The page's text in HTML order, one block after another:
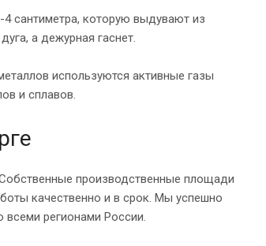
сантиметра, которую выдувают из
а дежурная гаснет.
используются активные газы
и сплавов.
производственные площади
качественно и в срок. Мы успешно
всеми регионами России.